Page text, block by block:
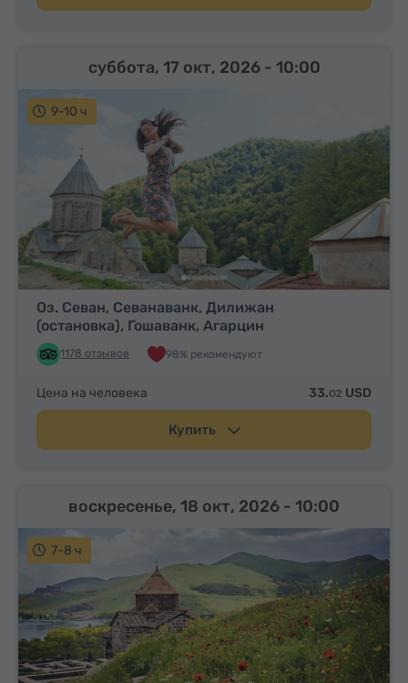
9-10 ч
Оз. Севан, Севанаванк, Дилижан
(остановка), Гошаванк, Агарцин
1178 отзывов 98% рекомендуют
суббота, 17 окт, 2026 - 10:00
Цена на человека 33.02 USD
Купить
7-8 ч
воскресенье, 18 окт, 2026 - 10:00